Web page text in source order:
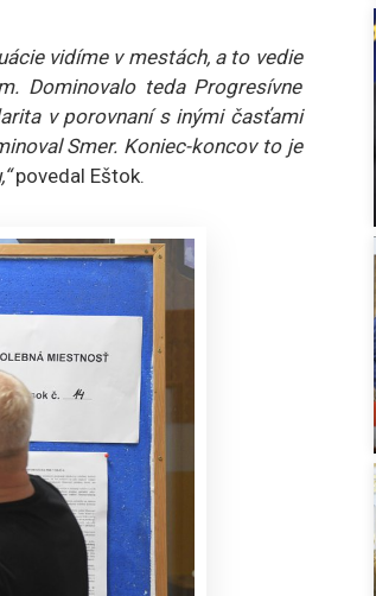
vidíme v mestách, a to vedie
Dominovalo teda Progresívne
v porovnaní s inými časťami
Smer. Koniec-koncov to je
povedal Eštok.